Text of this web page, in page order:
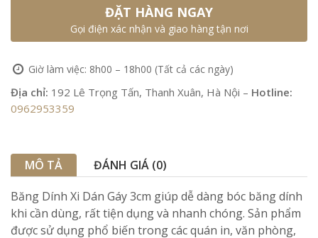
ĐẶT HÀNG NGAY
Gọi điện xác nhận và giao hàng tận nơi
Giờ làm việc: 8h00 – 18h00 (Tất cả các ngày)
Địa chỉ: 192 Lê Trọng Tấn, Thanh Xuân, Hà Nội – Hotline:
0962953359
MÔ TẢ
ĐÁNH GIÁ (0)
Băng Dính Xi Dán Gáy 3cm giúp dễ dàng bóc băng dính
khi cần dùng, rất tiện dụng và nhanh chóng. Sản phẩm
được sử dụng phổ biến trong các quán in, văn phòng,